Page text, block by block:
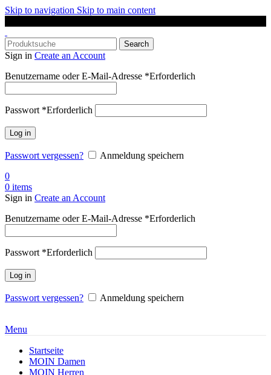
Skip to navigation Skip to main content
Search
Sign in Create an Account
Benutzername oder E-Mail-Adresse *Erforderlich
Passwort *Erforderlich
Log in
Passwort vergessen?
Anmeldung speichern
0
0 items
Sign in Create an Account
Benutzername oder E-Mail-Adresse *Erforderlich
Passwort *Erforderlich
Log in
Passwort vergessen? Anmeldung speichern
Menu
Startseite
MOIN Damen
MOIN Herren